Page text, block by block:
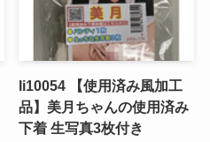
li10054 【使用済み風加工
品】美月ちゃんの使用済み
下着 生写真3枚付き